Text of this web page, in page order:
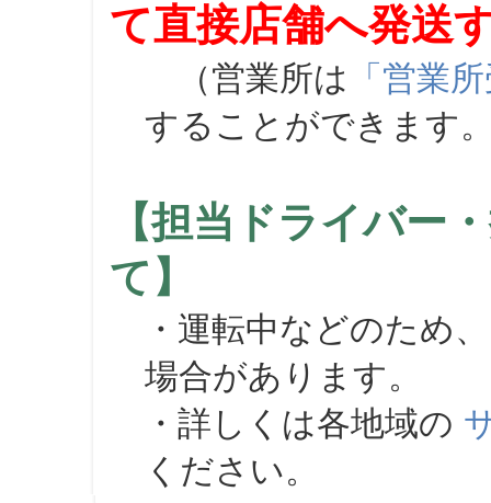
て直接店舗へ発送
（営業所は 「営業
することができます
【担当ドライバー
て】
・運転中などのため
場合があります。
・詳しくは各地域の
ください。